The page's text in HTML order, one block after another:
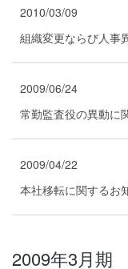
2010/03/09
組織変更ならび人事
2009/06/24
常勤監査役の異動に
2009/04/22
本社移転に関するお
2009年3月期